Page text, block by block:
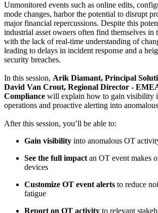
Unmonitored events such as online edits,
mode changes, harbor the potential to disrupt
major financial repercussions. Despite this
industrial asset owners often find themselves in
with the lack of real-time understanding of
leading to delays in incident response and a
security breaches.
In this session, Arik Diamant, Principal
David Van Crout, Regional Director -
Compliance will explain how to gain visibility
operations and proactive alerting into
After this session, you’ll be able to:
Gain visibility into anomalous OT
See the full impact an OT event makes
devices
Customize OT event alerts to reduce
fatigue
Report on OT activity to relevant